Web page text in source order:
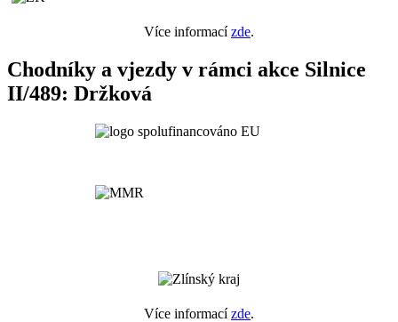
Více informacízde.
Chodníky a vjezdy v rámci akce Silnice
II/489: Držková
Více informacízde.